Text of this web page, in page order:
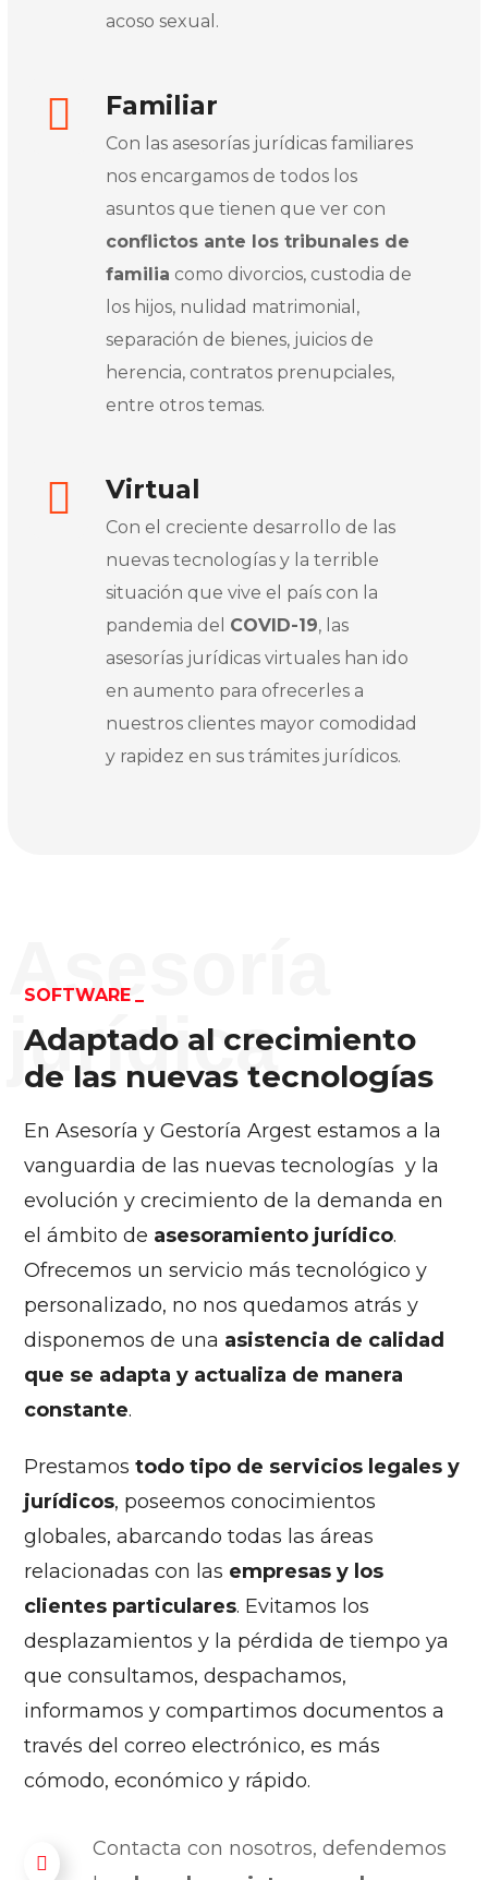
acoso sexual.
Familiar
Con las asesorías jurídicas familiares
nos encargamos de todos los
asuntos que tienen que ver con
conflictos ante los tribunales de
familia como divorcios, custodia de
los hijos, nulidad matrimonial,
separación de bienes, juicios de
herencia, contratos prenupciales,
entre otros temas.
Virtual
Con el creciente desarrollo de las
nuevas tecnologías y la terrible
situación que vive el país con la
pandemia del COVID-19, las
asesorías jurídicas virtuales han ido
en aumento para ofrecerles a
nuestros clientes mayor comodidad
y rapidez en sus trámites jurídicos.
Asesoría
jurídica
SOFTWARE
Adaptado al crecimiento
de las nuevas tecnologías
En Asesoría y Gestoría Argest estamos a la
vanguardia de las nuevas tecnologías y la
evolución y crecimiento de la demanda en
el ámbito de asesoramiento jurídico.
Ofrecemos un servicio más tecnológico y
personalizado, no nos quedamos atrás y
disponemos de una asistencia de calidad
que se adapta y actualiza de manera
constante.
Prestamostodo tipo de servicios legales y
jurídicos, poseemos conocimientos
globales, abarcando todas las áreas
relacionadas con las empresas y los
clientes particulares. Evitamos los
desplazamientos y la pérdida de tiempo ya
que consultamos, despachamos,
informamos y compartimos documentos a
través del correo electrónico, es más
cómodo, económico y rápido.
Contacta con nosotros, defendemos